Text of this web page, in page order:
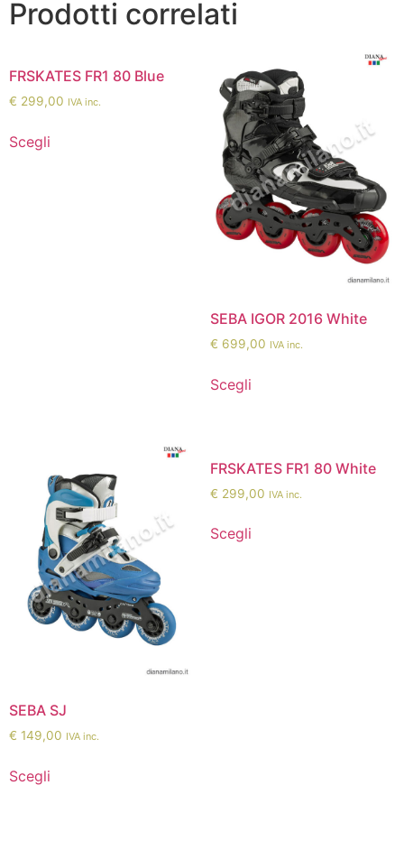
Prodotti correlati
FRSKATES FR1 80 Blue
€ 299,00 IVA inc.
Scegli
SEBA IGOR 2016 White
€ 699,00 IVA inc.
Scegli
SEBA SJ
€ 149,00 IVA inc.
Scegli
FRSKATES FR1 80 White
€ 299,00 IVA inc.
Scegli